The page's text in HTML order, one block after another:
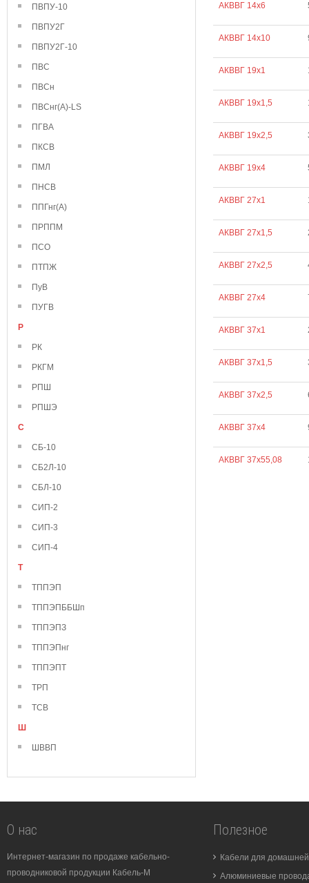
ПВПУ-10
ПВПУ2Г
ПВПУ2Г-10
ПВС
ПВСн
ПВСнг(А)-LS
ПГВА
ПКСВ
ПМЛ
ПНСВ
ППГнг(А)
ПРППМ
ПСО
ПТПЖ
ПуВ
ПУГВ
Р
РК
РКГМ
РПШ
РПШЭ
С
СБ-10
СБ2Л-10
СБЛ-10
СИП-2
СИП-3
СИП-4
Т
ТППЭП
ТППЭПББШп
ТППЭПЗ
ТППЭПнг
ТППЭПТ
ТРП
ТСВ
Ш
ШВВП
АКВВГ 14х6
АКВВГ 14х10
АКВВГ 19х1
АКВВГ 19х1,5
АКВВГ 19х2,5
АКВВГ 19х4
АКВВГ 27х1
АКВВГ 27х1,5
АКВВГ 27х2,5
АКВВГ 27х4
АКВВГ 37х1
АКВВГ 37х1,5
АКВВГ 37х2,5
АКВВГ 37х4
АКВВГ 37х55,08
О нас
Интернет-магазин по продаже кабельно-
проводниковой продукции Кабель-М
Полезное
Кабели для
Алюминиевые